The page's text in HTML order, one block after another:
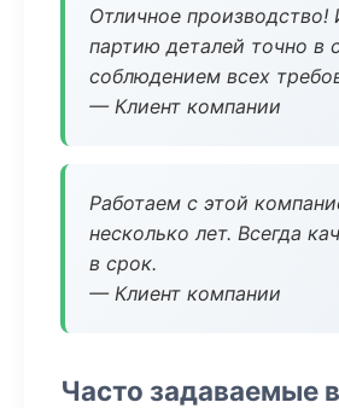
Отличное производство!
партию деталей точно в
соблюдением всех
— Клиент компании
Работаем с этой
несколько лет. Всегда
в срок.
— Клиент компании
Часто задаваемые